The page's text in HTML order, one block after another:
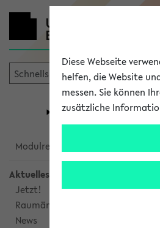
Universität
eKVV
Modulrecherche
Aktuelles
Jetzt!
Raumänderungen
News
Diese Webseite
helfen, die Website
messen. Sie können
zusätzliche